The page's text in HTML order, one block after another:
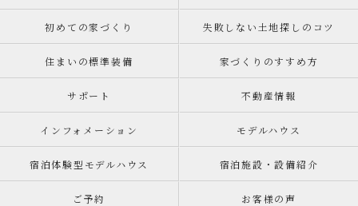
初めての家づくり 失敗しない土地探しのコツ
住まいの標準装備 家づくりのすすめ方
サポート 不動産情報
インフォメーション モデルハウス
宿泊体験型モデルハウス 宿泊施設・設備紹介
ご予約 お客様の声